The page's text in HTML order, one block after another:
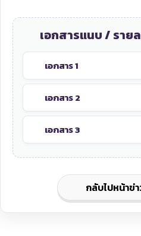
เอกสารแนบ / ราย
เอกสาร 1
เอกสาร 2
เอกสาร 3
กลับไปหน้าข่